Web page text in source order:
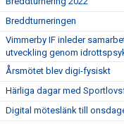
Breddturneringen
Vimmerby IF inleder
utveckling genom
Årsmötet blev digi-fysiskt
Härliga dagar med
Digital möteslänk till